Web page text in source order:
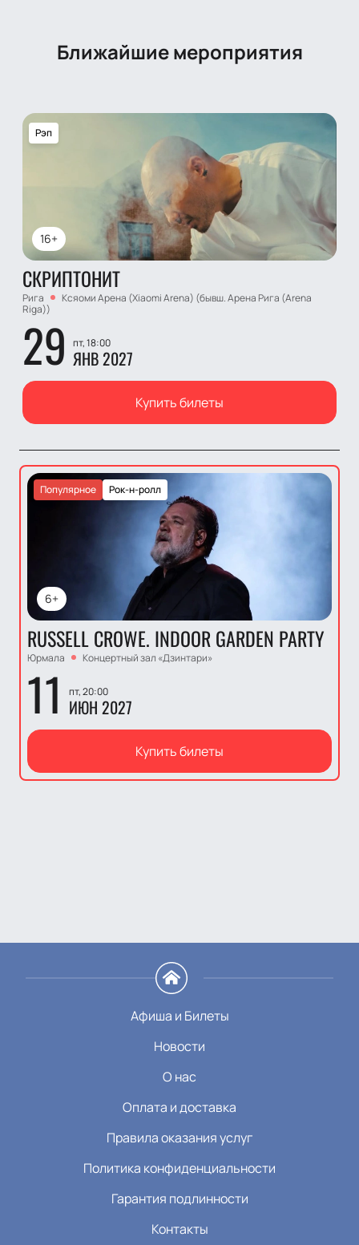
Ближайшие мероприятия
16+
Рэп
СКРИПТОНИТ
Рига
Ксяоми Арена (Xiaomi Arena) (бывш. Арена Рига (Arena
Riga))
29 пт, 18:00
ЯНВ 2027
Купить билеты
6+
Рок-н-ролл
Популярное
RUSSELL CROWE. INDOOR GARDEN PARTY
Юрмала Концертный зал «Дзинтари»
11 пт, 20:00
ИЮН 2027
Купить билеты
Афиша и Билеты
Новости
О нас
Оплата и доставка
Правила оказания услуг
Политика конфиденциальности
Гарантия подлинности
Контакты